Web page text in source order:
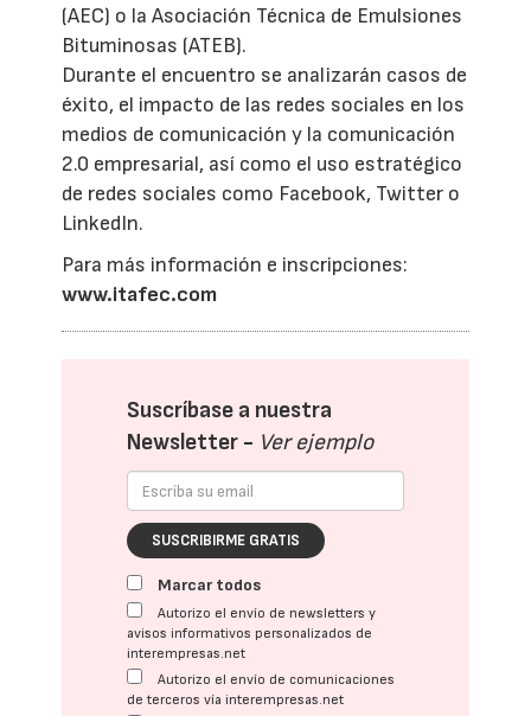
(AEC) o la Asociación Técnica de Emulsiones
Bituminosas (ATEB).
Durante el encuentro se analizarán casos de
éxito, el impacto de las redes sociales en los
medios de comunicación y la comunicación
2.0 empresarial, así como el uso estratégico
de redes sociales como Facebook, Twitter o
LinkedIn.
Para más información e inscripciones:
www.itafec.com
Suscríbase a nuestra
Newsletter - Ver ejemplo
SUSCRIBIRME GRATIS
Marcar todos
Autorizo el envío de newsletters y
avisos informativos personalizados de
interempresas.net
Autorizo el envío de comunicaciones
de terceros vía interempresas.net